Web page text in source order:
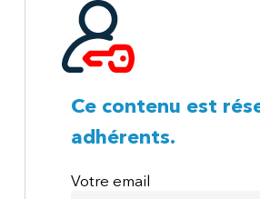
Ce contenu est
adhérents.
Votre email